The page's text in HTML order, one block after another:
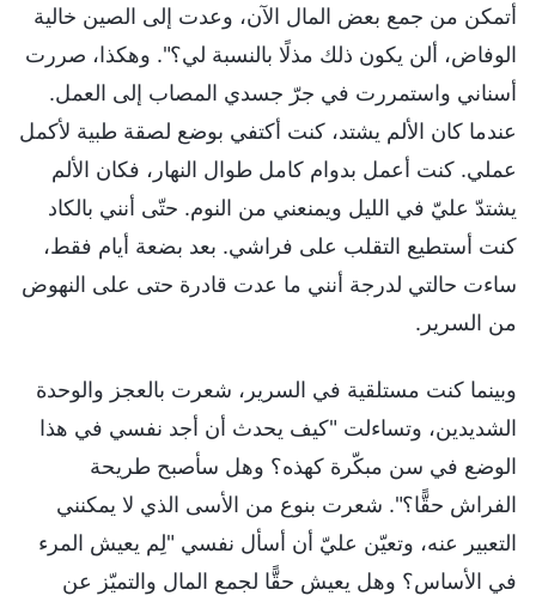
أتمكن من جمع بعض المال الآن، وعدت إلى الصين خالية
الوفاض، ألن يكون ذلك مذلًا بالنسبة لي؟". وهكذا، صررت
أسناني واستمررت في جرّ جسدي المصاب إلى العمل.
عندما كان الألم يشتد، كنت أكتفي بوضع لصقة طبية لأكمل
عملي. كنت أعمل بدوام كامل طوال النهار، فكان الألم
يشتدّ عليّ في الليل ويمنعني من النوم. حتّى أنني بالكاد
كنت أستطيع التقلب على فراشي. بعد بضعة أيام فقط،
ساءت حالتي لدرجة أنني ما عدت قادرة حتى على النهوض
من السرير.
وبينما كنت مستلقية في السرير، شعرت بالعجز والوحدة
الشديدين، وتساءلت "كيف يحدث أن أجد نفسي في هذا
الوضع في سن مبكّرة كهذه؟ وهل سأصبح طريحة
الفراش حقًّا؟". شعرت بنوع من الأسى الذي لا يمكنني
التعبير عنه، وتعيّن عليّ أن أسأل نفسي "لِم يعيش المرء
في الأساس؟ وهل يعيش حقًّا لجمع المال والتميّز عن